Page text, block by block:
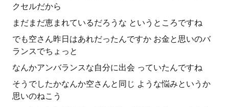
クセルだから
まだまだ恵まれているだろうな というところですね
でも空さん昨日はあれだったんですか お金と思いのバ
ランスでちょっと
なんかアンバランスな自分に出会 っていたんですね
そうでしたかなんか空さんと同じ ような悩みというか
思いのねこう